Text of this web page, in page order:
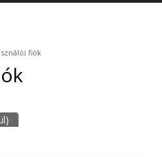
fiók